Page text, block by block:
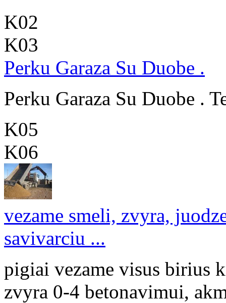
K02
K03
Perku Garaza Su Duobe .
Perku Garaza Su Duobe .
K05
K06
vezame smeli, zvyra,
savivarciu ...
pigiai vezame visus birius
zvyra 0-4 betonavimui,